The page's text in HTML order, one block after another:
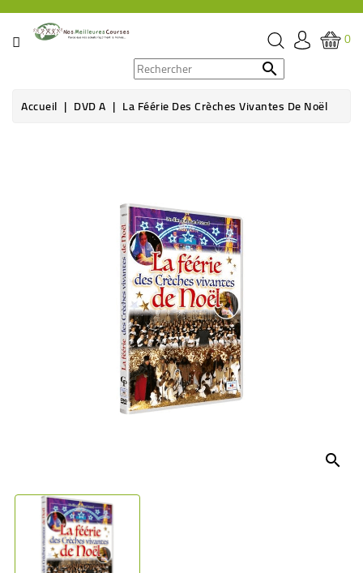
CATÉGORIE
ÉPICERIE
0

Accueil DVD A La Féérie Des Crèches Vivantes De Noël
search